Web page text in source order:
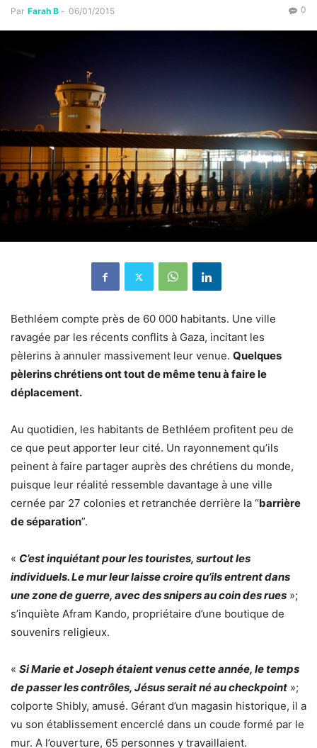
Par Farah B - 06/01/2015 0
Bethléem compte près de 60 000 habitants. Une ville
ravagée par les récents conflits à Gaza, incitant les
pèlerins à annuler massivement leur venue. Quelques
pèlerins chrétiens ont tout de même tenu à faire le
déplacement.
Au quotidien, les habitants de Bethléem profitent peu de
ce que peut apporter leur cité. Un rayonnement qu’ils
peinent à faire partager auprès des chrétiens du monde,
puisque leur réalité ressemble davantage à une ville
cernée par 27 colonies et retranchée derrière la “barrière
de séparation”.
« C’est inquiétant pour les touristes, surtout les
individuels. Le mur leur laisse croire qu’ils entrent dans
une zone de guerre, avec des snipers au coin des rues »;
s’inquiète Afram Kando, propriétaire d’une boutique de
souvenirs religieux.
« Si Marie et Joseph étaient venus cette année, le temps
de passer les contrôles, Jésus serait né au checkpoint »;
colporte Shibly, amusé. Gérant d’un magasin historique, il a
vu son établissement encerclé dans un coude formé par le
mur. A l’ouverture, 65 personnes y travaillaient.